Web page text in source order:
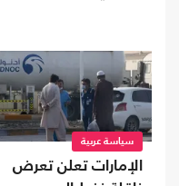
سياسة عربية
الإمارات تعلن تعرض